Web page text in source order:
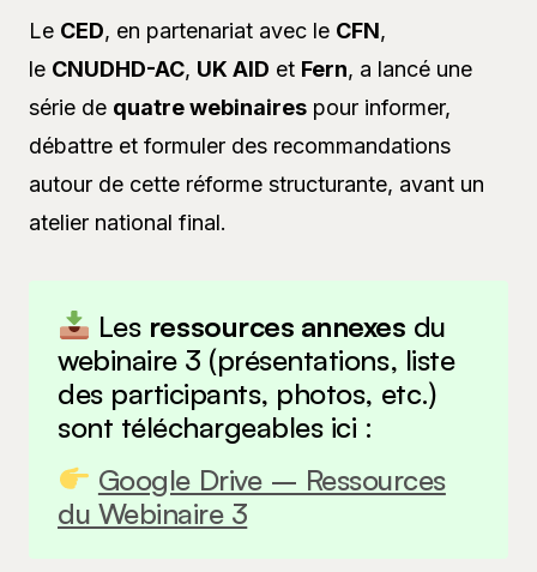
Le CED, en partenariat avec le CFN,
le CNUDHD-AC, UK AID et Fern, a lancé une
série de quatre webinaires pour informer,
débattre et formuler des recommandations
autour de cette réforme structurante, avant un
atelier national final.
Les ressources annexes du
webinaire 3 (présentations, liste
des participants, photos, etc.)
sont téléchargeables ici :
Google Drive – Ressources
du Webinaire 3